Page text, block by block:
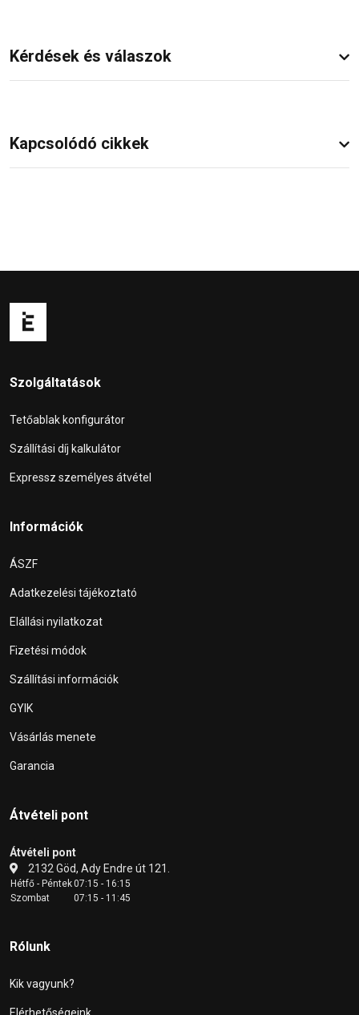
Kérdések és válaszok
Kapcsolódó cikkek
Szolgáltatások
Tetőablak konfigurátor
Szállítási díj kalkulátor
Expressz személyes átvétel
Információk
ÁSZF
Adatkezelési tájékoztató
Elállási nyilatkozat
Fizetési módok
Szállítási információk
GYIK
Vásárlás menete
Garancia
Átvételi pont
Átvételi pont
2132 Göd, Ady Endre út 121.
Hétfő - Péntek07:15 - 16:15
Szombat
07:15 - 11:45
Rólunk
Kik vagyunk?